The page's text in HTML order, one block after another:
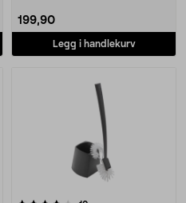
199,90
Legg i handlekurv